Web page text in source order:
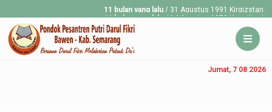
11 bulan yang lalu/ 31 Agustus 1991 Kirgizstan
11 bulan yang lalu/ 14 Agustus 1973 Konstitusi
Jumat, 7 08 2026